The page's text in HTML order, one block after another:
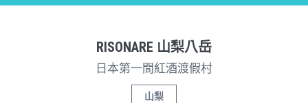
RISONARE 山梨八岳
日本第一間紅酒渡假村
山梨